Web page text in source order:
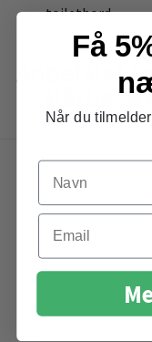
toiletbord.
Anbefalet
Få
Når du
Navn
Email